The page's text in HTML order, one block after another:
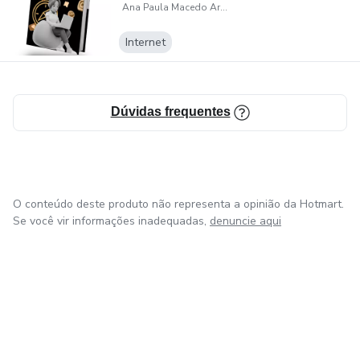
Ana Paula Macedo Araujo
Internet
Dúvidas frequentes
O conteúdo deste produto não representa a opinião da Hotmart.
Se você vir informações inadequadas, denuncie aqui